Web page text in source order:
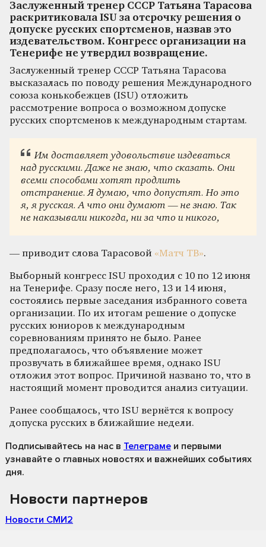
Заслуженный тренер СССР Татьяна Тарасова
раскритиковала ISU за отсрочку решения о
допуске русских спортсменов, назвав это
издевательством. Конгресс организации на
Тенерифе не утвердил возвращение.
Заслуженный тренер СССР Татьяна Тарасова
высказалась по поводу решения Международного
союза конькобежцев (ISU) отложить
рассмотрение вопроса о возможном допуске
русских спортсменов к международным стартам.
Им доставляет удовольствие издеваться
над русскими. Даже не знаю, что сказать. Они
всеми способами хотят продлить
отстранение. Я думаю, что допустят. Но это
я, я русская. А что они думают — не знаю. Так
не наказывали никогда, ни за что и никого,
— приводит слова Тарасовой «Матч ТВ».
Выборный конгресс ISU проходил с 10 по 12 июня
на Тенерифе. Сразу после него, 13 и 14 июня,
состоялись первые заседания избранного совета
организации. По их итогам решение о допуске
русских юниоров к международным
соревнованиям принято не было. Ранее
предполагалось, что объявление может
прозвучать в ближайшее время, однако ISU
отложил этот вопрос. Причиной названо то, что в
настоящий момент проводится анализ ситуации.
Ранее сообщалось, что ISU вернётся к вопросу
допуска русских в ближайшие недели.
Подписывайтесь на нас в Телеграме и первыми
узнавайте о главных новостях и важнейших событиях
дня.
Новости партнеров
Новости СМИ2